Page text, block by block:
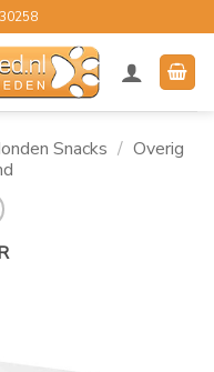
Snacks / Overig